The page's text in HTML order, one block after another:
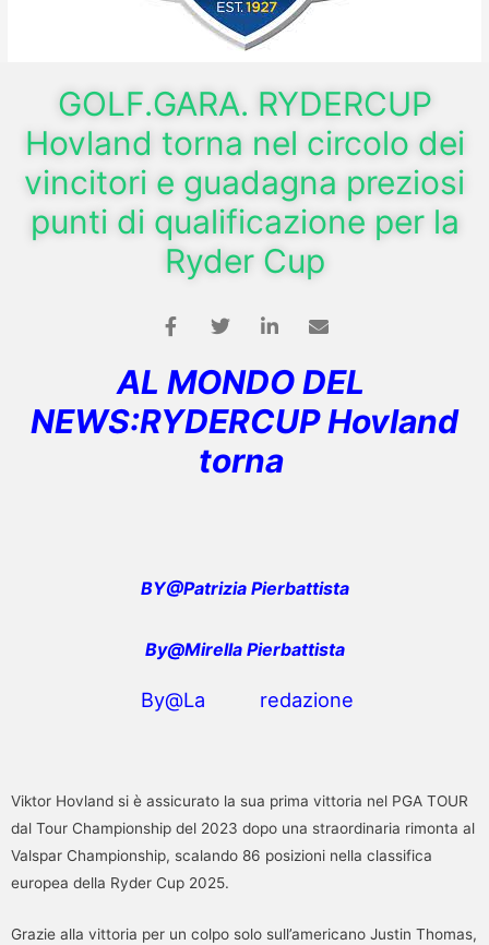
GOLF.GARA. RYDERCUP
Hovland torna nel circolo dei
vincitori e guadagna preziosi
punti di qualificazione per la
Ryder Cup
AL MONDO DEL
NEWS:RYDERCUP Hovland
torna
BY@Patrizia Pierbattista
By@Mirella Pierbattista
By@La redazione
Viktor Hovland si è assicurato la sua prima vittoria nel PGA TOUR
dal Tour Championship del 2023 dopo una straordinaria rimonta al
Valspar Championship, scalando 86 posizioni nella classifica
europea della Ryder Cup 2025.
Grazie alla vittoria per un colpo solo sull’americano Justin Thomas,